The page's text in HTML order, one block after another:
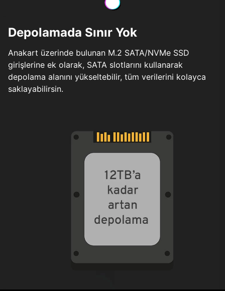
Depolamada Sınır Yok
Anakart üzerinde bulunan M.2 SATA/NVMe SSD
girişlerine ek olarak, SATA slotlarını kullanarak
depolama alanını yükseltebilir, tüm verilerini kolayca
saklayabilirsin.